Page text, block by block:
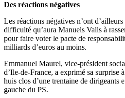
Des réactions négatives
Les réactions négatives n’ont
difficulté qu’aura Manuels Valls à
pour faire voter le pacte de
milliards d’euros au moins.
Emmanuel Maurel, vice-président
d’Ile-de-France, a exprimé sa surprise
huis clos d’une trentaine de dirigeants
gauche du PS.